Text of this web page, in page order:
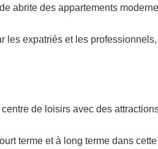
abrite des appartements
les expatriés et les
de loisirs avec des
terme et à long terme dans